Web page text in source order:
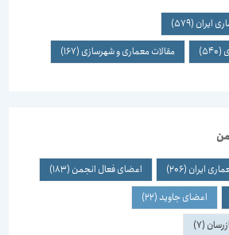
(579)
مقالات معماری و شهرسازی(167)
ایران(206) اعضای فعال انجمن(183)
اعضای جاوید(22)
(7)